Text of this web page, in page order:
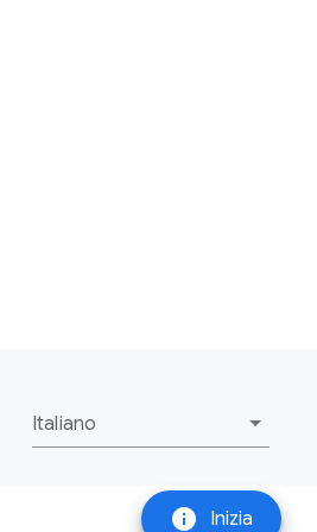
info Inizia
Italiano